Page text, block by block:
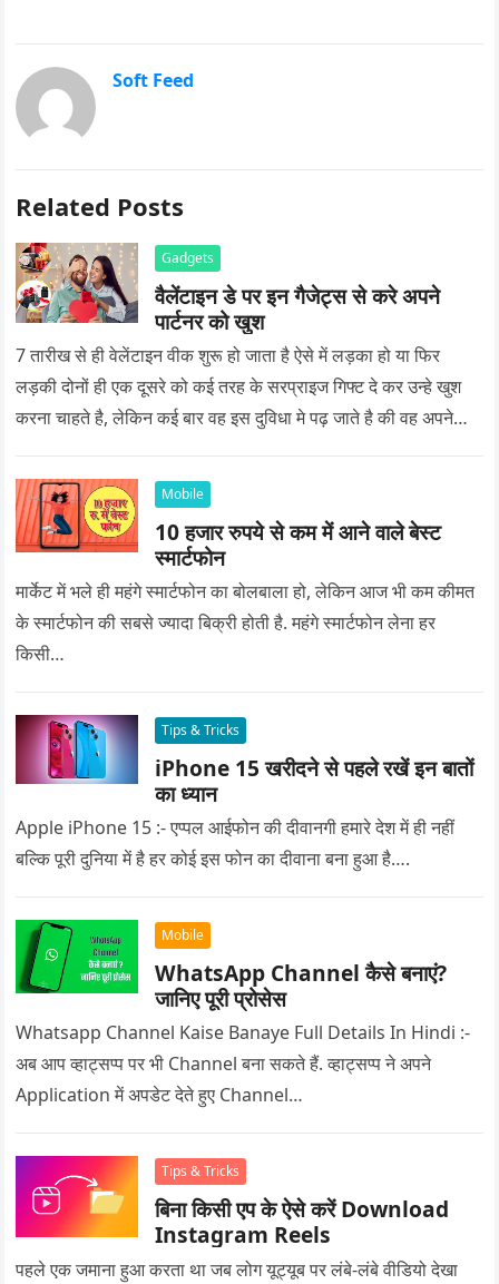
Soft Feed
Related Posts
Gadgets
वैलेंटाइन डे पर इन गैजेट्स से करे अपने
पार्टनर को खुश
7 तारीख से ही वेलेंटाइन वीक शुरू हो जाता है ऐसे में लड़का हो या फिर
लड़की दोनों ही एक दूसरे को कई तरह के सरप्राइज गिफ्ट दे कर उन्हे खुश
करना चाहते है, लेकिन कई बार वह इस दुविधा मे पढ़ जाते है की वह अपने
Mobile
10 हजार रुपये से कम में आने वाले बेस्ट
स्मार्टफोन
मार्केट में भले ही महंगे स्मार्टफोन का बोलबाला हो, लेकिन आज भी कम कीमत
के स्मार्टफोन की सबसे ज्यादा बिक्री होती है. महंगे स्मार्टफोन लेना हर
किसी…
Tips & Tricks
iPhone 15 खरीदने से पहले रखें इन बातों
का ध्यान
Apple iPhone 15 :- एप्पल आईफोन की दीवानगी हमारे देश में ही नहीं
बल्कि पूरी दुनिया में है हर कोई इस फोन का दीवाना बना हुआ है….
Mobile
WhatsApp Channel कैसे बनाएं?
जानिए पूरी प्रोसेस
Whatsapp Channel Kaise Banaye Full Details In Hindi :-
अब आप व्हाट्सप्प पर भी Channel बना सकते हैं. व्हाट्सप्प ने अपने
Application में अपडेट देते हुए Channel…
Tips & Tricks
बिना किसी एप के ऐसे करें Download
Instagram Reels
पहले एक जमाना हुआ करता था जब लोग यूट्यूब पर लंबे-लंबे वीडियो देखा